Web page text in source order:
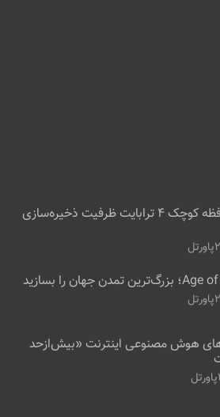
این کارت حافظه کوچک ۴ ترابایت ظرفیت ذخیره‌سازی
پاورتل
پاورتل
هوش مصنوعی اینترنت «بیش‌از‌حد
پاورتل